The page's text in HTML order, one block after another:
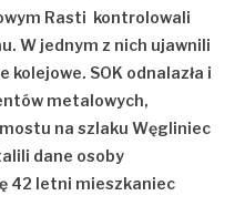
Rasti kontrolowali
W jednym z nich ujawnili
SOK odnalazła i
metalowych,
na szlaku Węgliniec
dane osoby
42 letni mieszkaniec